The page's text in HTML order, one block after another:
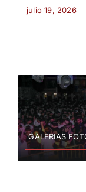
julio 19, 2026
GALERIAS